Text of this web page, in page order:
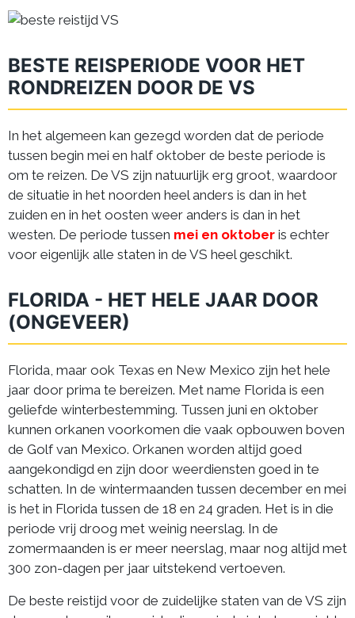
BESTE REISPERIODE VOOR HET
RONDREIZEN DOOR DE VS
In het algemeen kan gezegd worden dat de periode
tussen begin mei en half oktober de beste periode is
om te reizen. De VS zijn natuurlijk erg groot, waardoor
de situatie in het noorden heel anders is dan in het
zuiden en in het oosten weer anders is dan in het
westen. De periode tussen mei en oktober is echter
voor eigenlijk alle staten in de VS heel geschikt.
FLORIDA - HET HELE JAAR DOOR
(ONGEVEER)
Florida, maar ook Texas en New Mexico zijn het hele
jaar door prima te bereizen. Met name Florida is een
geliefde winterbestemming. Tussen juni en oktober
kunnen orkanen voorkomen die vaak opbouwen boven
de Golf van Mexico. Orkanen worden altijd goed
aangekondigd en zijn door weerdiensten goed in te
schatten. In de wintermaanden tussen december en mei
is het in Florida tussen de 18 en 24 graden. Het is in die
periode vrij droog met weinig neerslag. In de
zomermaanden is er meer neerslag, maar nog altijd met
300 zon-dagen per jaar uitstekend vertoeven.
De beste reistijd voor de zuidelijke staten van de VS zijn